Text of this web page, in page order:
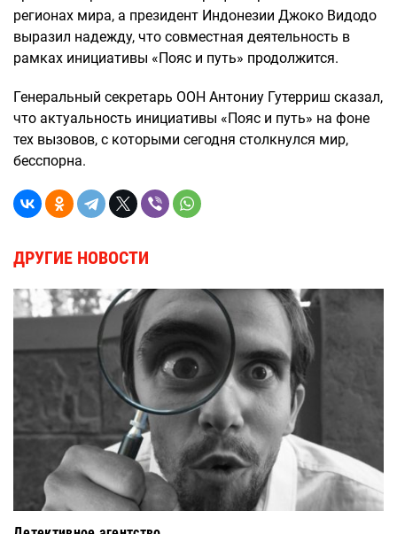
регионах мира, а президент Индонезии Джоко Видодо
выразил надежду, что совместная деятельность в
рамках инициативы «Пояс и путь» продолжится.
Генеральный секретарь ООН Антониу Гутерриш сказал,
что актуальность инициативы «Пояс и путь» на фоне
тех вызовов, с которыми сегодня столкнулся мир,
бесспорна.
ДРУГИЕ НОВОСТИ